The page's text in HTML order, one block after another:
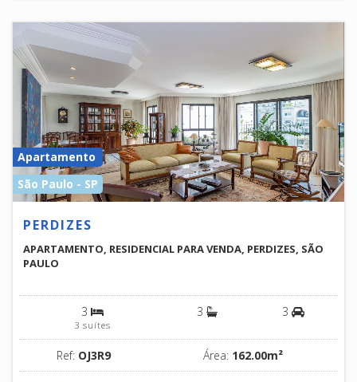
Apartamento
São Paulo - SP
PERDIZES
APARTAMENTO, RESIDENCIAL PARA VENDA, PERDIZES, SÃO
PAULO
3
3 suítes
3 3
Ref: OJ3R9 Área: 162.00m²